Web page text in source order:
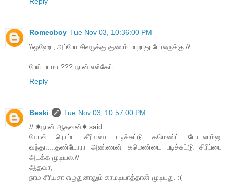
Romeoboy Tue Nov 03, 10:36:00 PM
\\ஓஹோ, அப்போ சிலருக்கு குணம் மாறாது போலருக்கு.//
பேய் படமா ??? நான் எஸ்கேப் ..
Reply
Beski
Tue Nov 03, 10:57:00 PM
// ☀நான் ஆதவன்☀ said...
யோவ் ரொம்ப சீரியஸா படிச்சுட்டு கமெண்ட் போடலாம்னு
வந்தா....தண்டோரா அண்ணன் கமெண்டை படிச்சுட்டு சிரிப்பை
அடக்க முடியல.//
ஆதவா,
நாம சீரியசா எழுதுனாலும் காமடியாத்தான் முடியுது. :(